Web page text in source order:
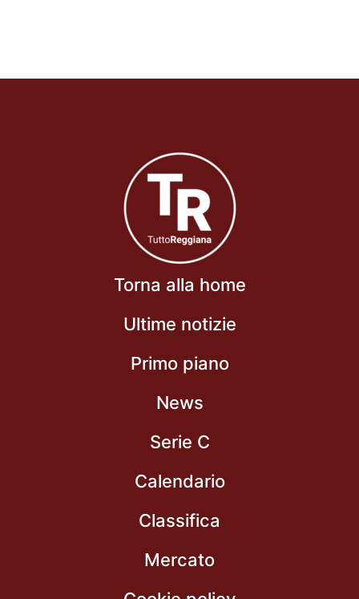
Torna alla home
Ultime notizie
Primo piano
News
Serie C
Calendario
Classifica
Mercato